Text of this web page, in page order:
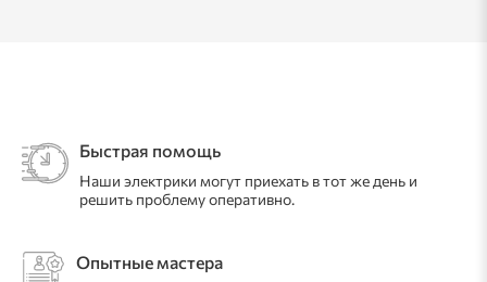
Быстрая помощь
Наши электрики могут приехать в тот же день и
решить проблему оперативно.
Опытные мастера